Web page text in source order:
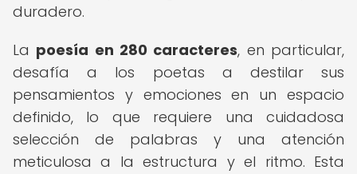
duradero.
La poesía en 280 caracteres, en particular,
desafía a los poetas a destilar sus
pensamientos y emociones en un espacio
definido, lo que requiere una cuidadosa
selección de palabras y una atención
meticulosa a la estructura y el ritmo. Esta